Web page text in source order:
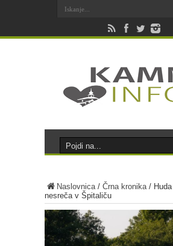
Naslovnica/ Črna kronika/
nesreča v Špitaliču